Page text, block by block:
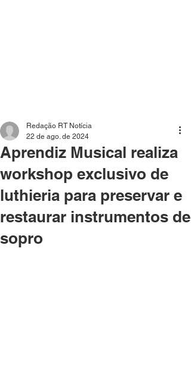
Aprendiz Musical realiza
workshop exclusivo de
luthieria para preservar e
restaurar instrumentos de
sopro
Redação RT Notícia
22 de ago. de 2024